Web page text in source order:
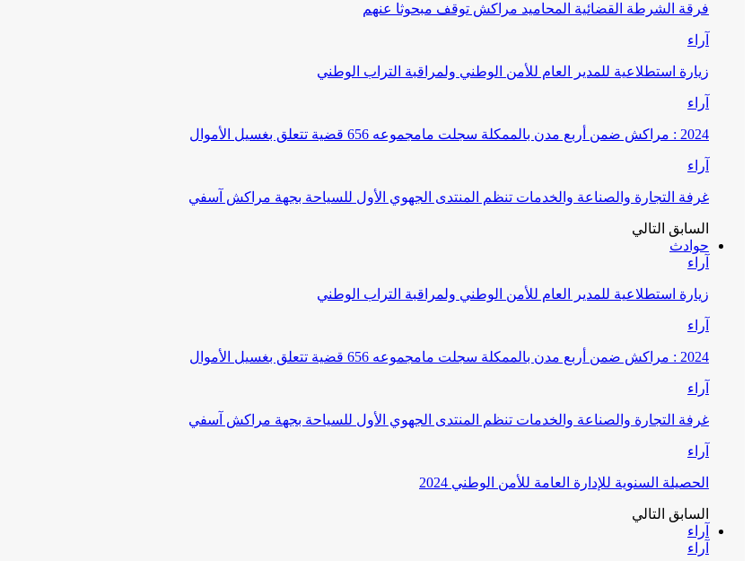
فرقة الشرطة القضائية المحاميد مراكش توقف مبحوثا عنهم
آراء
زيارة استطلاعية للمدير العام للأمن الوطني ولمراقبة التراب الوطني
آراء
2024 : مراكش ضمن أربع مدن بالممكلة سجلت مامجموعه 656 قضية تتعلق بغسيل الأموال
آراء
غرفة التجارة والصناعة والخدمات تنظم المنتدى الجهوي الأول للسياحة بجهة مراكش آسفي
السابق التالي
حوادث
آراء
زيارة استطلاعية للمدير العام للأمن الوطني ولمراقبة التراب الوطني
آراء
2024 : مراكش ضمن أربع مدن بالممكلة سجلت مامجموعه 656 قضية تتعلق بغسيل الأموال
آراء
غرفة التجارة والصناعة والخدمات تنظم المنتدى الجهوي الأول للسياحة بجهة مراكش آسفي
آراء
الحصيلة السنوية للإدارة العامة للأمن الوطني 2024
السابق التالي
آراء
آراء